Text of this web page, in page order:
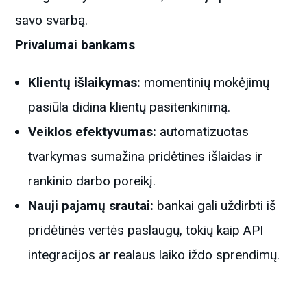
savo svarbą.
Privalumai bankams
Klientų išlaikymas: momentinių mokėjimų
pasiūla didina klientų pasitenkinimą.
Veiklos efektyvumas: automatizuotas
tvarkymas sumažina pridėtines išlaidas ir
rankinio darbo poreikį.
Nauji pajamų srautai: bankai gali uždirbti iš
pridėtinės vertės paslaugų, tokių kaip API
integracijos ar realaus laiko iždo sprendimų.